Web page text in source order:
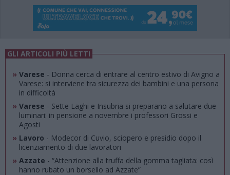
GLI ARTICOLI PIÙ LETTI
» Varese - Donna cerca di entrare al centro estivo di Avigno a
Varese: si interviene tra sicurezza dei bambini e una persona
in difficoltà
» Varese - Sette Laghi e Insubria si preparano a salutare due
luminari: in pensione a novembre i professori Grossi e
Agosti
» Lavoro - Modecor di Cuvio, sciopero e presidio dopo il
licenziamento di due lavoratori
» Azzate - “Attenzione alla truffa della gomma tagliata: così
hanno rubato un borsello ad Azzate”